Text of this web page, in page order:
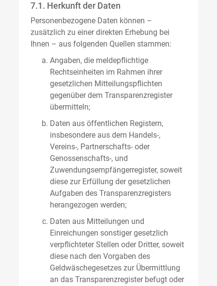
7.1. Herkunft der Daten
Personenbezogene Daten können –
zusätzlich zu einer direkten Erhebung bei
Ihnen – aus folgenden Quellen stammen:
Angaben, die meldepflichtige
Rechtseinheiten im Rahmen ihrer
gesetzlichen Mitteilungspflichten
gegenüber dem Transparenzregister
übermitteln;
Daten aus öffentlichen Registern,
insbesondere aus dem Handels-,
Vereins-, Partnerschafts- oder
Genossenschafts-, und
Zuwendungsempfängerregister, soweit
diese zur Erfüllung der gesetzlichen
Aufgaben des Transparenzregisters
herangezogen werden;
Daten aus Mitteilungen und
Einreichungen sonstiger gesetzlich
verpflichteter Stellen oder Dritter, soweit
diese nach den Vorgaben des
Geldwäschegesetzes zur Übermittlung
an das Transparenzregister befugt oder